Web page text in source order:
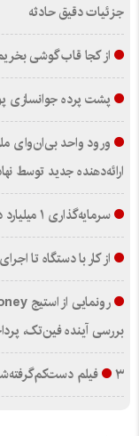
جزئیات دقیق حادثه
از کجا قاب گوشی
پشت پرده جوانسازی
ارائه‌دهنده جدید توسط
سرمایه‌گذاری ۱ میلیارد دلاری انویدیا در پروژه هوش مصنوعی ناور
از کار با دستگاه تا
بررسی آینده فین‌تک،
۳ فیلم دست‌کم‌گرفته‌شده اپل تی وی که این آخر هفته باید تماشا کنید